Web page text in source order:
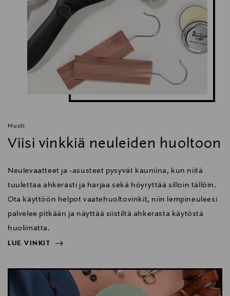
Muoti
Viisi vinkkiä neuleiden huoltoon
Neulevaatteet ja -asusteet pysyvät kauniina, kun niitä
tuulettaa ahkerasti ja harjaa sekä höyryttää silloin tällöin.
Ota käyttöön helpot vaatehuoltovinkit, niin lempineuleesi
palvelee pitkään ja näyttää siistiltä ahkerasta käytöstä
huolimatta.
LUE VINKIT
LUE VINKIT